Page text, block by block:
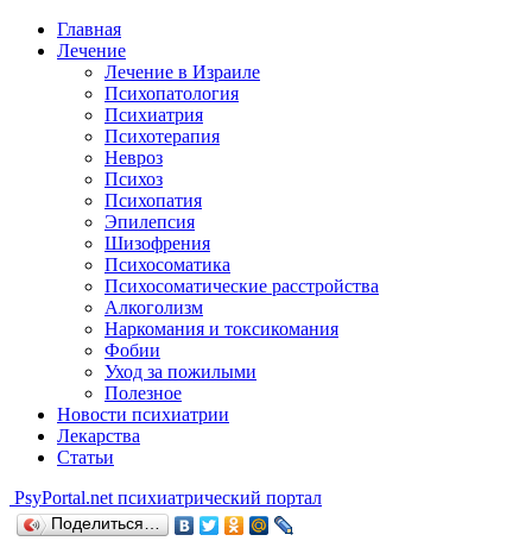
Главная
Лечение
Лечение в Израиле
Психопатология
Психиатрия
Психотерапия
Невроз
Психоз
Психопатия
Эпилепсия
Шизофрения
Психосоматика
Психосоматические расстройства
Алкоголизм
Наркомания и токсикомания
Фобии
Уход за пожилыми
Полезное
Новости психиатрии
Лекарства
Статьи
PsyPortal.net психиатрический портал
Поделиться…